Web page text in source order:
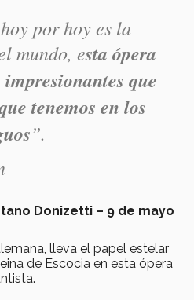
por hoy es la
mundo, esta ópera
que
tenemos en los
”.
Donizetti – 9 de mayo
lleva el papel estelar
de Escocia en esta ópera